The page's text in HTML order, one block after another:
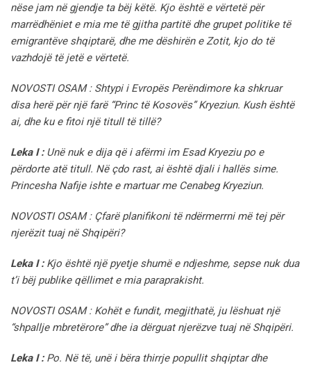
nëse jam në gjendje ta bëj këtë. Kjo është e vërtetë për
marrëdhëniet e mia me të gjitha partitë dhe grupet politike të
emigrantëve shqiptarë, dhe me dëshirën e Zotit, kjo do të
vazhdojë të jetë e vërtetë.
NOVOSTI OSAM : Shtypi i Evropës Perëndimore ka shkruar
disa herë për një farë “Princ të Kosovës” Kryeziun. Kush është
ai, dhe ku e fitoi një titull të tillë?
Leka I : Unë nuk e dija që i afërmi im Esad Kryeziu po e
përdorte atë titull. Në çdo rast, ai është djali i hallës sime.
Princesha Nafije ishte e martuar me Cenabeg Kryeziun.
NOVOSTI OSAM : Çfarë planifikoni të ndërmerrni më tej për
njerëzit tuaj në Shqipëri?
Leka I : Kjo është një pyetje shumë e ndjeshme, sepse nuk dua
t’i bëj publike qëllimet e mia paraprakisht.
NOVOSTI OSAM : Kohët e fundit, megjithatë, ju lëshuat një
“shpallje mbretërore” dhe ia dërguat njerëzve tuaj në Shqipëri.
Leka I : Po. Në të, unë i bëra thirrje popullit shqiptar dhe